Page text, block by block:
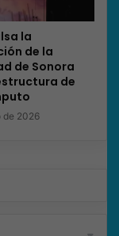
la
de la
de Sonora
de
de 2026